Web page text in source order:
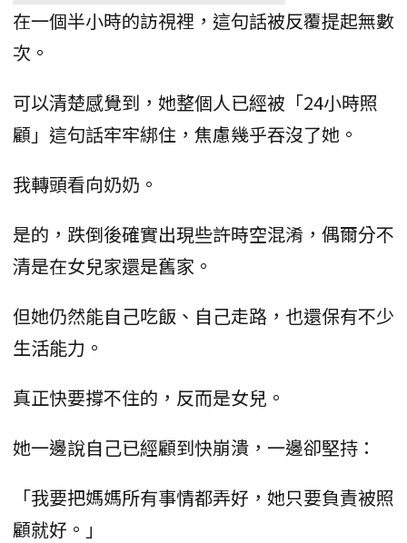
在一個半小時的訪視裡，這句話被反覆提起無數
次。
可以清楚感覺到，她整個人已經被「24小時照
顧」這句話牢牢綁住，焦慮幾乎吞沒了她。
我轉頭看向奶奶。
是的，跌倒後確實出現些許時空混淆，偶爾分不
清是在女兒家還是舊家。
但她仍然能自己吃飯、自己走路，也還保有不少
生活能力。
真正快要撐不住的，反而是女兒。
她一邊說自己已經顧到快崩潰，一邊卻堅持：
「我要把媽媽所有事情都弄好，她只要負責被照
顧就好。」